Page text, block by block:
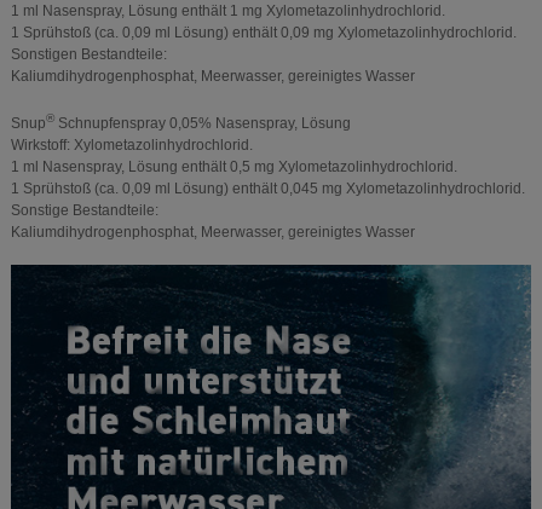
1 ml Nasenspray, Lösung enthält 1 mg Xylometazolinhydrochlorid.
1 Sprühstoß (ca. 0,09 ml Lösung) enthält 0,09 mg Xylometazolinhydrochlorid.
Sonstigen Bestandteile:
Kaliumdihydrogenphosphat, Meerwasser, gereinigtes Wasser
Snup®Schnupfenspray 0,05% Nasenspray, Lösung
Wirkstoff: Xylometazolinhydrochlorid.
1 ml Nasenspray, Lösung enthält 0,5 mg Xylometazolinhydrochlorid.
1 Sprühstoß (ca. 0,09 ml Lösung) enthält 0,045 mg Xylometazolinhydrochlorid.
Sonstige Bestandteile:
Kaliumdihydrogenphosphat, Meerwasser, gereinigtes Wasser